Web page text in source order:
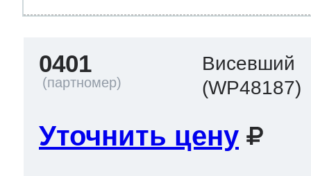
0401
Висевший
(WP48187)
Уточнить цену